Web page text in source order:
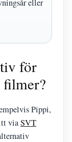
eller
för
Pippi,
viaSVT